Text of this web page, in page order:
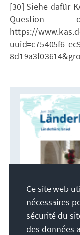
[30] Siehe dafür
Question
https://
uuid=c75405f6-
Ce site web
nécessaires
sécurité du
des données